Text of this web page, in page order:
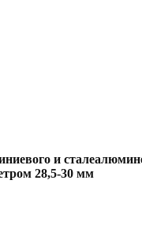
и
28,5-30 мм